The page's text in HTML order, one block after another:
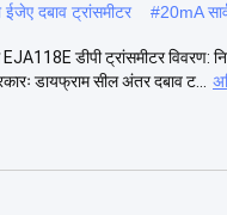
ईजेए दबाव ट्रांसमीटर #20mA
डीपी ट्रांसमीटर विवरण:
डायफ्राम सील अंतर दबाव ट...